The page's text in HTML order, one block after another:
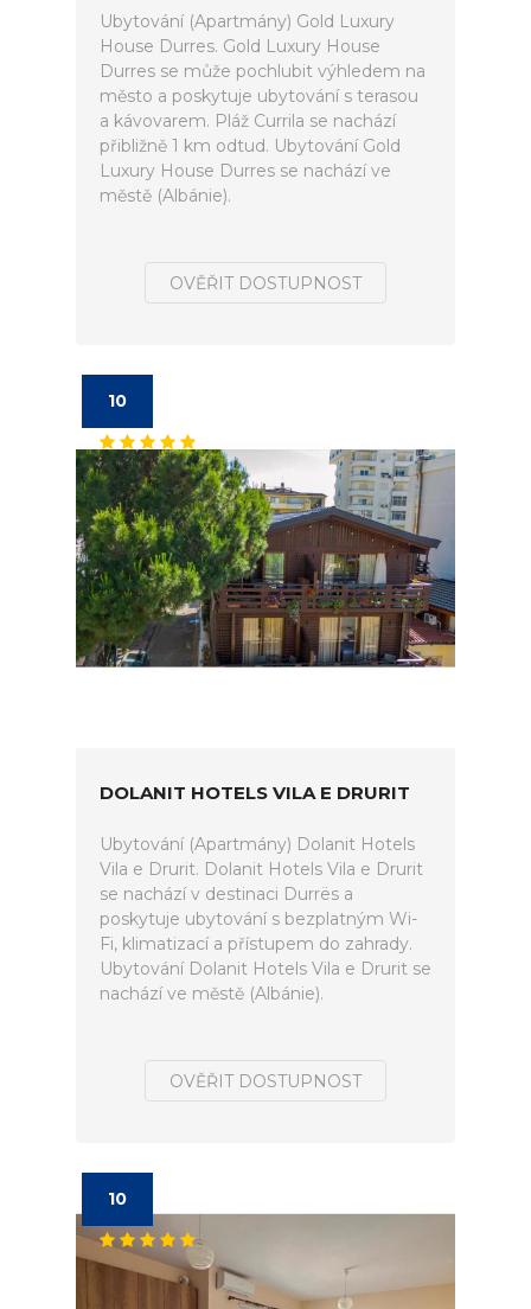
Ubytování (Apartmány) Gold Luxury
House Durres. Gold Luxury House
Durres se může pochlubit výhledem na
město a poskytuje ubytování s terasou
a kávovarem. Pláž Currila se nachází
přibližně 1 km odtud. Ubytování Gold
Luxury House Durres se nachází ve
městě (Albánie).
OVĚŘIT DOSTUPNOST
10
DOLANIT HOTELS VILA E DRURIT
Ubytování (Apartmány) Dolanit Hotels
Vila e Drurit. Dolanit Hotels Vila e Drurit
se nachází v destinaci Durrës a
poskytuje ubytování s bezplatným Wi-
Fi, klimatizací a přístupem do zahrady.
Ubytování Dolanit Hotels Vila e Drurit se
nachází ve městě (Albánie).
OVĚŘIT DOSTUPNOST
10